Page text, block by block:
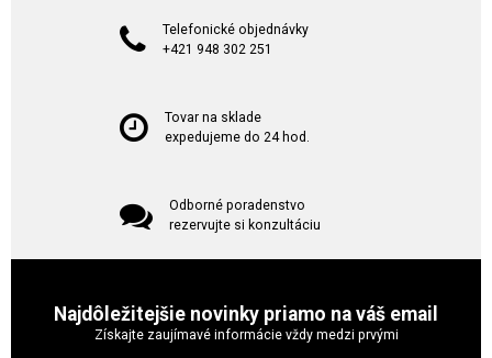
Telefonické objednávky
+421 948 302 251
Tovar na sklade
expedujeme do 24 hod.
Odborné poradenstvo
rezervujte si konzultáciu
Najdôležitejšie novinky priamo na váš email
Získajte zaujímavé informácie vždy medzi prvými